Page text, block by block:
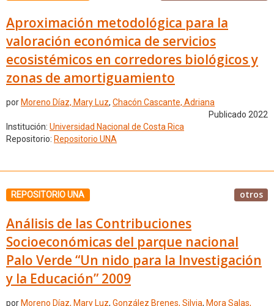
Aproximación metodológica para la
valoración económica de servicios
ecosistémicos en corredores biológicos y
zonas de amortiguamiento
por Moreno Díaz, Mary Luz, Chacón Cascante, Adriana
Publicado 2022
Institución: Universidad Nacional de Costa Rica
Repositorio: Repositorio UNA
REPOSITORIO UNA otros
Análisis de las Contribuciones
Socioeconómicas del parque nacional
Palo Verde “Un nido para la Investigación
y la Educación” 2009
por Moreno Díaz, Mary Luz, González Brenes, Silvia, Mora Salas,